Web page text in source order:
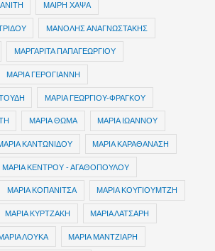
ΜΑΙΡΗ ΧΑΨΑ
ΜΑΝΟΛΗΣ ΑΝΑΓΝΩΣΤΑΚΗΣ
ΜΑΡΓΑΡΙΤΑ ΠΑΠΑΓΕΩΡΓΙΟΥ
ΜΑΡΙΑ ΓΕΡΟΓΙΑΝΝΗ
ΜΑΡΙΑ ΓΕΩΡΓΙΟΥ-ΦΡΑΓΚΟΥ
ΜΑΡΙΑ ΘΩΜΑ ΜΑΡΙΑ ΙΩΑΝΝΟΥ
ΚΑΝΤΩΝΙΔΟΥ ΜΑΡΙΑ ΚΑΡΑΘΑΝΑΣΗ
ΜΑΡΙΑ ΚΕΝΤΡΟΥ - ΑΓΑΘΟΠΟΥΛΟΥ
ΜΑΡΙΑ ΚΟΠΑΝΙΤΣΑ ΜΑΡΙΑ ΚΟΥΓΙΟΥΜΤΖΗ
ΜΑΡΙΑ ΚΥΡΤΖΑΚΗ ΜΑΡΙΑ ΛΑΤΣΑΡΗ
ΛΟΥΚΑ ΜΑΡΙΑ ΜΑΝΤΖΙΑΡΗ